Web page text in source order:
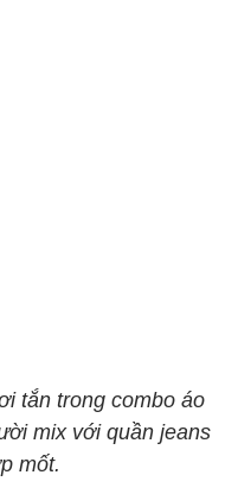
tắn trong combo áo
mix với quần jeans
mốt.